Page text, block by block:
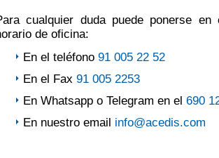
cualquier duda puede ponerse
de oficina:
En el teléfono 91 005 22 52
En el Fax 91 005 2253
En Whatsapp o Telegram en el 690
En nuestro email info@acedis.com